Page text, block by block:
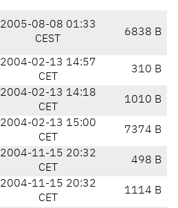
2005-08-08 01:33
CEST
6838 B
2004-02-13 14:57
CET
310 B
2004-02-13 14:18
CET
1010 B
2004-02-13 15:00
CET
7374 B
2004-11-15 20:32
CET
498 B
2004-11-15 20:32
CET
1114 B